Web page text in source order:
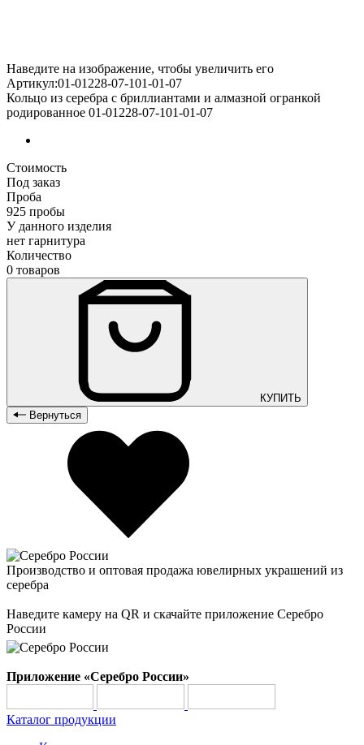
Наведите на изображение, чтобы увеличить его
Артикул:01-01228-07-101-01-07
Кольцо из серебра с бриллиантами и алмазной огранкой
родированное 01-01228-07-101-01-07
Стоимость
Под заказ
Проба
925 пробы
У данного изделия
нет гарнитура
Количество
0 товаров
КУПИТЬ
Вернуться
Производство и оптовая продажа ювелирных украшений из
серебра
Наведите камеру на QR и скачайте приложение Серебро
России
Приложение «Серебро России»
Каталог продукции